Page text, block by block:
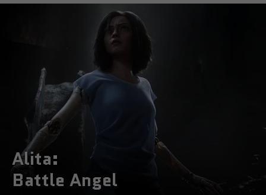
Alita:
Battle Angel